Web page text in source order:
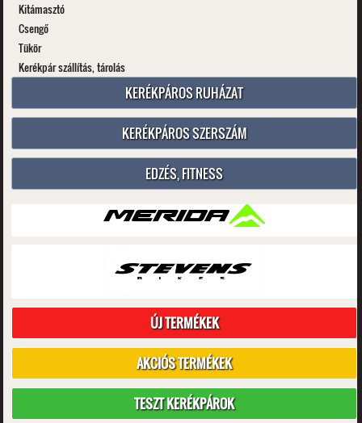
Kitámasztó
Csengő
Tükör
Kerékpár szállítás, tárolás
KERÉKPÁROS RUHÁZAT
KERÉKPÁROS SZERSZÁM
EDZÉS, FITNESS
ÚJ TERMÉKEK
AKCIÓS TERMÉKEK
TESZT KERÉKPÁROK